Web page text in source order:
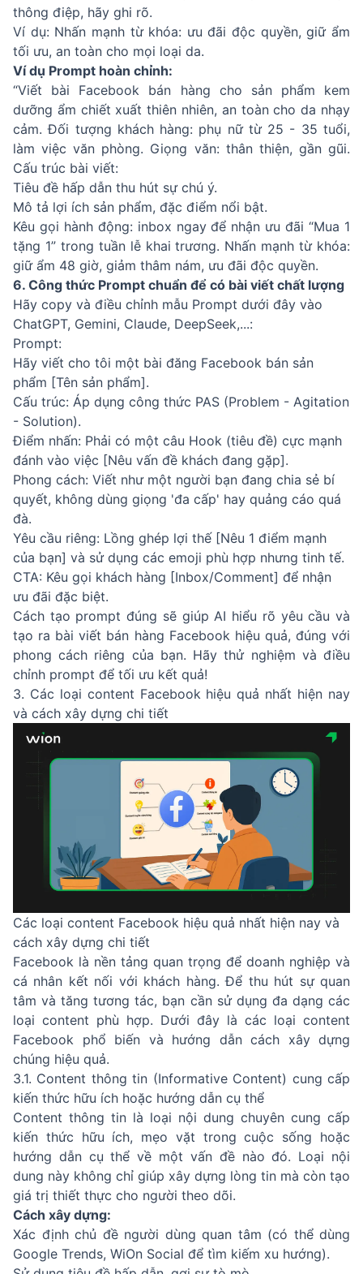
thông điệp, hãy ghi rõ.
Ví dụ: Nhấn mạnh từ khóa: ưu đãi độc quyền, giữ ẩm
tối ưu, an toàn cho mọi loại da.
Ví dụ Prompt hoàn chỉnh:
“Viết bài Facebook bán hàng cho sản phẩm kem
dưỡng ẩm chiết xuất thiên nhiên, an toàn cho da nhạy
cảm. Đối tượng khách hàng: phụ nữ từ 25 - 35 tuổi,
làm việc văn phòng. Giọng văn: thân thiện, gần gũi.
Cấu trúc bài viết:
Tiêu đề hấp dẫn thu hút sự chú ý.
Mô tả lợi ích sản phẩm, đặc điểm nổi bật.
Kêu gọi hành động: inbox ngay để nhận ưu đãi “Mua 1
tặng 1” trong tuần lễ khai trương. Nhấn mạnh từ khóa:
giữ ẩm 48 giờ, giảm thâm nám, ưu đãi độc quyền.
6. Công thức Prompt chuẩn để có bài viết chất lượng
Hãy copy và điều chỉnh mẫu Prompt dưới đây vào
ChatGPT, Gemini, Claude, DeepSeek,...:
Prompt:
Hãy viết cho tôi một bài đăng Facebook bán sản
phẩm [Tên sản phẩm].
Cấu trúc: Áp dụng công thức PAS (Problem - Agitation
- Solution).
Điểm nhấn: Phải có một câu Hook (tiêu đề) cực mạnh
đánh vào việc [Nêu vấn đề khách đang gặp].
Phong cách: Viết như một người bạn đang chia sẻ bí
quyết, không dùng giọng 'đa cấp' hay quảng cáo quá
đà.
Yêu cầu riêng: Lồng ghép lợi thế [Nêu 1 điểm mạnh
của bạn] và sử dụng các emoji phù hợp nhưng tinh tế.
CTA: Kêu gọi khách hàng [Inbox/Comment] để nhận
ưu đãi đặc biệt.
Cách tạo prompt đúng sẽ giúp AI hiểu rõ yêu cầu và
tạo ra bài viết bán hàng Facebook hiệu quả, đúng với
phong cách riêng của bạn. Hãy thử nghiệm và điều
chỉnh prompt để tối ưu kết quả!
3. Các loại content Facebook hiệu quả nhất hiện nay
và cách xây dựng chi tiết
Các loại content Facebook hiệu quả nhất hiện nay và
cách xây dựng chi tiết
Facebook là nền tảng quan trọng để doanh nghiệp và
cá nhân kết nối với khách hàng. Để thu hút sự quan
tâm và tăng tương tác, bạn cần sử dụng đa dạng các
loại content phù hợp. Dưới đây là các loại content
Facebook phổ biến và hướng dẫn cách xây dựng
chúng hiệu quả.
3.1. Content thông tin (Informative Content) cung cấp
kiến thức hữu ích hoặc hướng dẫn cụ thể
Content thông tin là loại nội dung chuyên cung cấp
kiến thức hữu ích, mẹo vặt trong cuộc sống hoặc
hướng dẫn cụ thể về một vấn đề nào đó. Loại nội
dung này không chỉ giúp xây dựng lòng tin mà còn tạo
giá trị thiết thực cho người theo dõi.
Cách xây dựng:
Xác định chủ đề người dùng quan tâm (có thể dùng
Google Trends, WiOn Social để tìm kiếm xu hướng).